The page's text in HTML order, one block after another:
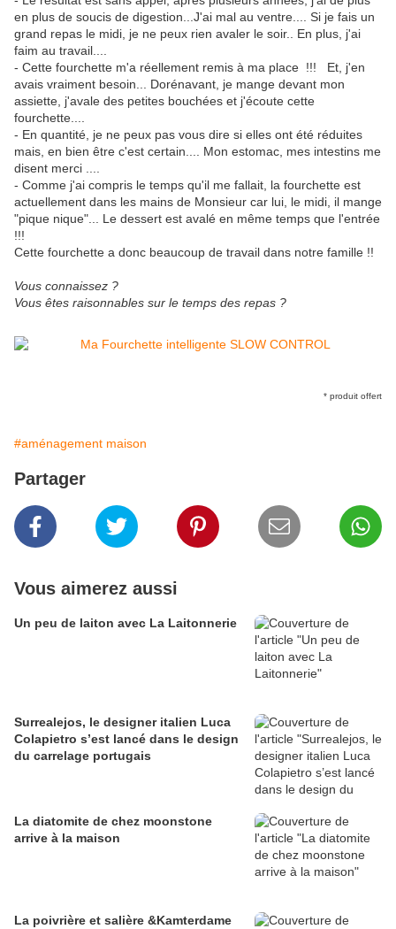
en plus de soucis de digestion...J'ai mal au ventre.... Si je fais un
grand repas le midi, je ne peux rien avaler le soir.. En plus, j'ai
faim au travail....
- Cette fourchette m'a réellement remis à ma place !!! Et, j'en
avais vraiment besoin... Dorénavant, je mange devant mon
assiette, j'avale des petites bouchées et j'écoute cette
fourchette....
- En quantité, je ne peux pas vous dire si elles ont été réduites
mais, en bien être c'est certain.... Mon estomac, mes intestins me
disent merci ....
- Comme j'ai compris le temps qu'il me fallait, la fourchette est
actuellement dans les mains de Monsieur car lui, le midi, il mange
"pique nique"... Le dessert est avalé en même temps que l'entrée
!!!
Cette fourchette a donc beaucoup de travail dans notre famille !!
Vous connaissez ?
Vous êtes raisonnables sur le temps des repas ?
* produit offert
#aménagement maison
Partager
Vous aimerez aussi
Un peu de laiton avec La Laitonnerie
Surrealejos, le designer italien Luca
Colapietro s’est lancé dans le design
du carrelage portugais
La diatomite de chez moonstone
arrive à la maison
La poivrière et salière &Kamterdame